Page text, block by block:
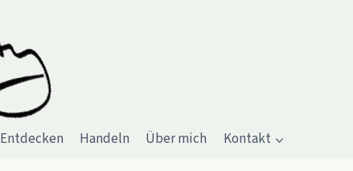
Entdecken Handeln Über mich Kontakt